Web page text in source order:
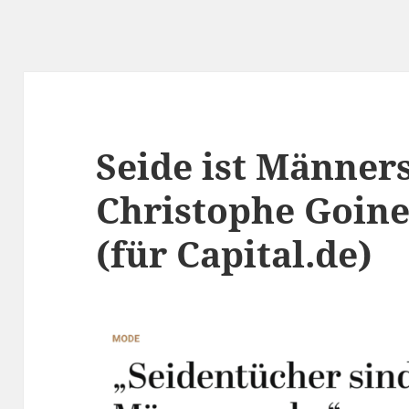
Seide ist
Christophe
(für Capital.de)